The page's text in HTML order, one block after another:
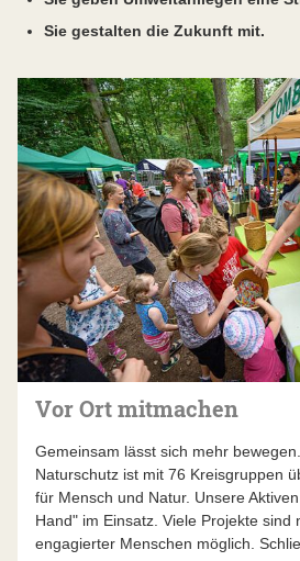
Sie gestalten die Zukunft mit.
Vor Ort mitmachen
Gemeinsam lässt sich mehr
Naturschutz ist mit 76 Kreisgruppen
für Mensch und Natur. Unsere
Hand" im Einsatz. Viele Projekte sind
engagierter Menschen möglich.